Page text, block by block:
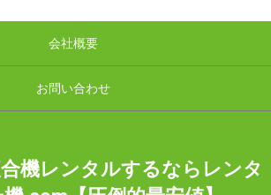
会社概要
お問い合わせ
機レンタルするならレンタ